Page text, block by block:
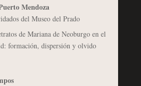
Mendoza
del Museo del Prado
de Mariana de Neoburgo en el
formación, dispersión y olvido